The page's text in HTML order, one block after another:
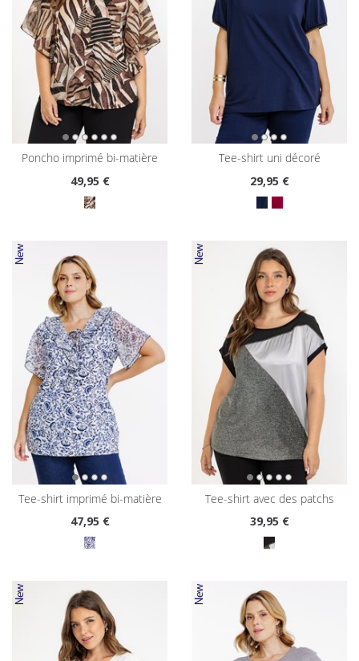
poncho imprimé bi-matière
49,95 €
tee-shirt uni décoré
29,95 €
tee-shirt imprimé bi-matière
47,95 €
tee-shirt avec des patchs
39,95 €